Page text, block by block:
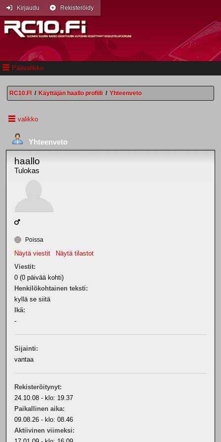
Päävalikko
Kirjaudu Rekisteröidy
RC10.FI / Käyttäjän haallo profiili / Yhteenveto
valikko
Yhteenveto
haallo
Tulokas
Poissa
Näytä viestit
Näytä tilastot
Viestit:
0 (0 päivää kohti)
Henkilökohtainen teksti:
kyllä se siitä
Ikä:
-
Sijainti:
vantaa
Rekisteröitynyt:
24.10.08 - klo: 19.37
Paikallinen aika:
09.08.26 - klo: 08.46
Aktiivinen viimeksi: